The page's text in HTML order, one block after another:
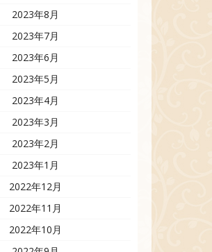
2023年8月
2023年7月
2023年6月
2023年5月
2023年4月
2023年3月
2023年2月
2023年1月
2022年12月
2022年11月
2022年10月